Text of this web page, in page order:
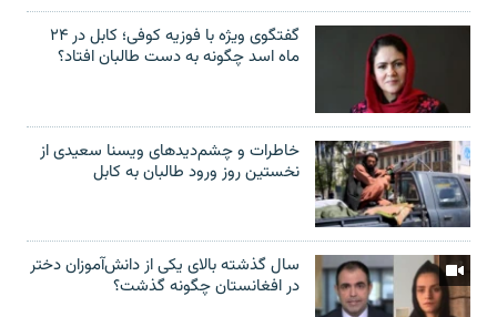
گفتگوی ویژه با فوزیه کوفی؛ کابل در ۲۴
ماه اسد چگونه به دست طالبان افتاد؟
خاطرات و چشم‌دید‌های ویسنا سعیدی از
نخستین روز ورود طالبان به کابل
سال گذشته بالای یکی از دانش‌آموزان دختر
در افغانستان چگونه گذشت؟